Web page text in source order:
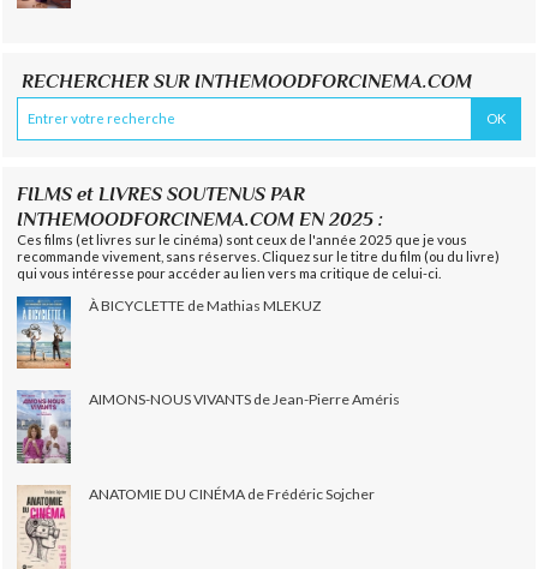
RECHERCHER SUR INTHEMOODFORCINEMA.COM
FILMS et LIVRES SOUTENUS PAR
INTHEMOODFORCINEMA.COM EN 2025 :
Ces films (et livres sur le cinéma) sont ceux de l'année 2025 que je vous
recommande vivement, sans réserves. Cliquez sur le titre du film (ou du livre)
qui vous intéresse pour accéder au lien vers ma critique de celui-ci.
À BICYCLETTE de Mathias MLEKUZ
AIMONS-NOUS VIVANTS de Jean-Pierre Améris
ANATOMIE DU CINÉMA de Frédéric Sojcher